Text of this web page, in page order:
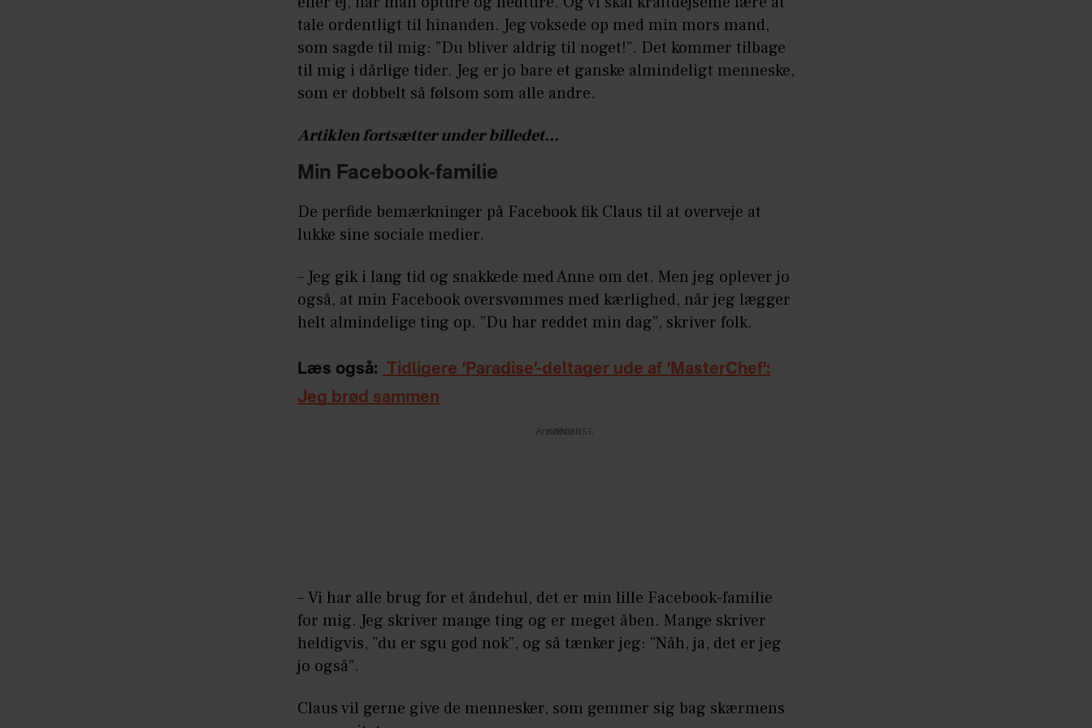
tale ordentligt til hinanden. Jeg voksede op med min mors mand,
som sagde til mig: ”Du bliver aldrig til noget!”. Det kommer tilbage
til mig i dårlige tider. Jeg er jo bare et ganske almindeligt menneske,
som er dobbelt så følsom som alle andre.
Artiklen fortsætter under billedet...
Min Facebook-familie
De perfide bemærkninger på Facebook fik Claus til at overveje at
lukke sine sociale medier.
– Jeg gik i lang tid og snakkede med Anne om det. Men jeg oplever jo
også, at min Facebook oversvømmes med kærlighed, når jeg lægger
helt almindelige ting op. ”Du har reddet min dag”, skriver folk.
Læs også:
Tidligere ‘Paradise’-deltager ude af ‘MasterChef’:
Jeg brød sammen
Annonce
– Vi har alle brug for et åndehul, det er min lille Facebook-familie
for mig. Jeg skriver mange ting og er meget åben. Mange skriver
heldigvis, ”du er sgu god nok”, og så tænker jeg: ”Nåh, ja, det er jeg
jo også”.
Claus vil gerne give de mennesker, som gemmer sig bag skærmens